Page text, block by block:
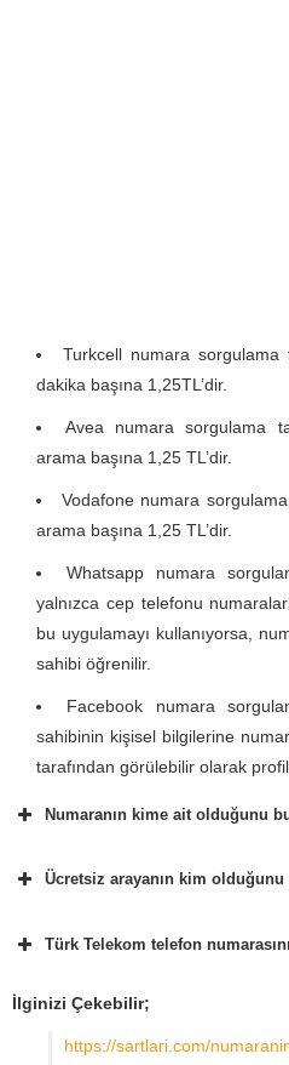
Turkcell numara sorgulama
dakika başına 1,25TL’dir.
Avea numara sorgulama
arama başına 1,25 TL’dir.
Vodafone numara
arama başına 1,25 TL’dir.
Whatsapp numara
yalnızca cep telefonu
bu uygulamayı kullanıyorsa,
sahibi öğrenilir.
Facebook numara
sahibinin kişisel bilgilerine
tarafından görülebilir olarak
Numaranın kime ait olduğunu
Ücretsiz arayanın kim
Türk Telekom telefon
İlginizi Çekebilir;
https://sartlari.com/